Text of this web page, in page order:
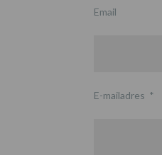
Email
E-mailadres *